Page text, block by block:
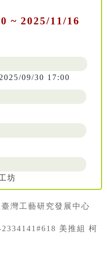
~ 2025/11/16
09/30 17:00
坊
臺灣工藝研究發展中心
美推組 柯